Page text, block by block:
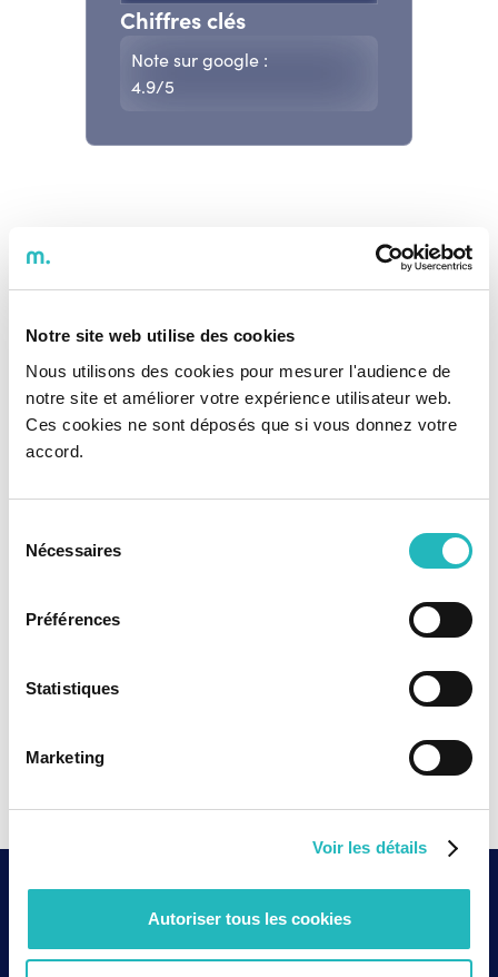
Notre site web utilise des cookies
Nous utilisons des cookies pour mesurer l'audience de
notre site et améliorer votre expérience utilisateur web.
Ces cookies ne sont déposés que si vous donnez votre
accord.
Nécessaires
Préférences
Statistiques
Marketing
Voir les détails
Autoriser tous les cookies
Chiffres clés
Note sur google :
4.9/5
Des chiffres qui
parlent d’eux-mêmes